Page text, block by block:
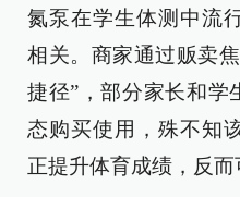
氮泵在学生体测中流
相关。商家通过贩卖
捷径”，部分家长和学
态购买使用，殊不知
正提升体育成绩，反而